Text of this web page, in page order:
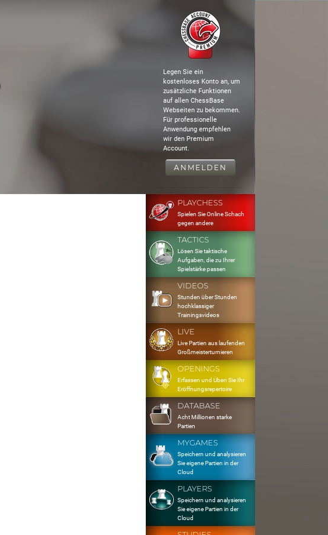
Legen Sie ein
kostenloses Konto an, um
zusätzliche Funktionen
auf allen ChessBase
Webseiten zu bekommen.
Für professionelle
Anwendung empfehlen
wir den Premium
Account.
ANMELDEN
PLAYCHESS
Spielen Sie Online Schach
gegen andere
TACTICS
Lösen Sie taktische
Aufgaben, die zu Ihrer
Spielstärke passen
VIDEOS
Stunden über Stunden
hochklassiger
Trainingsvideos
LIVE
Live Partien aus laufenden
Großmeisterturnieren
OPENINGS
Erfassen und Üben Sie Ihr
Eröffnungsrepertoire
DATABASE
Acht Millionen starke
Partien
MYGAMES
Speichern und analysieren
Sie eigene Partien in der
Cloud
PLAYERS
Speichern und analysieren
Sie eigene Partien in der
Cloud